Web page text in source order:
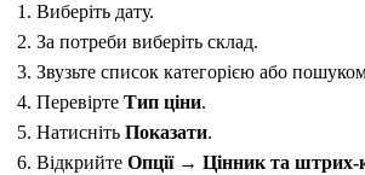
Виберіть дату.
За потреби виберіть склад.
Звузьте список категорією або
Перевірте Тип ціни.
Натисніть Показати.
Відкрийте Опції → Цінник та штрих-